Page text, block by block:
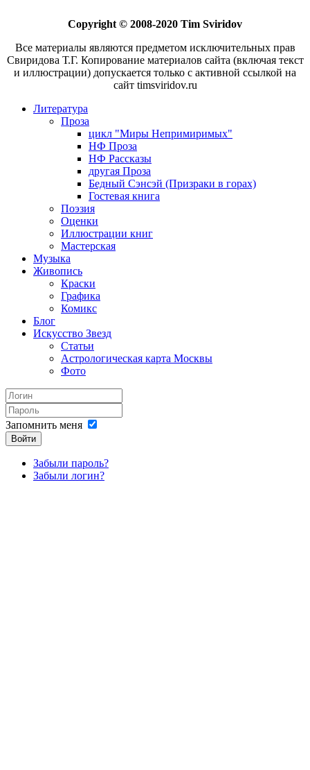
Copyright © 2008-2020 Tim Sviridov
Все материалы являются предметом исключительных прав
Свиридова Т.Г. Копирование материалов сайта (включая текст
и иллюстрации) допускается только с активной ссылкой на
сайт timsviridov.ru
Литература
Проза
цикл "Миры Непримиримых"
НФ Проза
НФ Рассказы
другая Проза
Бедный Сэнсэй (Призраки в горах)
Гостевая книга
Поэзия
Оценки
Иллюстрации книг
Мастерская
Музыка
Живопись
Краски
Графика
Комикс
Блог
Искусство Звезд
Статьи
Астрологическая карта Москвы
Фото
Запомнить меня
Войти
Забыли пароль?
Забыли логин?